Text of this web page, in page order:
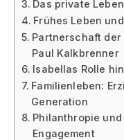
Das private
Frühes Leben
Partnerschaft der
Paul Kalkbrenner
Isabellas Rolle
Familienleben:
Generation
Philanthropie
Engagement